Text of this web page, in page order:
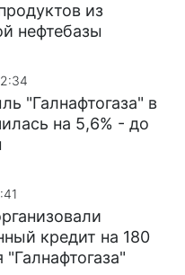
из
нефтебазы
"Галнафтогаза" в
на 5,6% - до
кредит на 180